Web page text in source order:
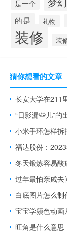
是一个
的是 礼物
装修 装
猜你想看的文章
长安大学在211
“日影漏些儿”的
小米手环怎样拆
福达股份：
冬天锻炼容易酸
过年最怕亲戚去
白底图片怎么制
宝宝学颜色动画
旺角是什么意思